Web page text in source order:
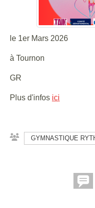
le 1er Mars 2026
à Tournon
GR
Plus d'infos ici
GYMNASTIQUE